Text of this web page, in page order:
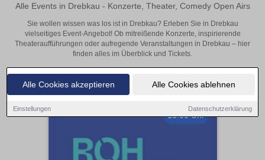
Alle Cookies akzeptieren Alle Cookies ablehnen
Einstellungen Datenschutzerklärung
Alle Events in Drebkau - Konzerte, Theater, Comedy Open Airs
Sie wollen wissen was los ist in Drebkau? Erleben Sie in Drebkau
vielseitiges Event-Angebot! Ob mitreißende Konzerte, inspirierende
Theateraufführungen oder aufregende Veranstaltungen in Drebkau – hier
finden alles im Überblick und Tickets.
13:00 Uhr